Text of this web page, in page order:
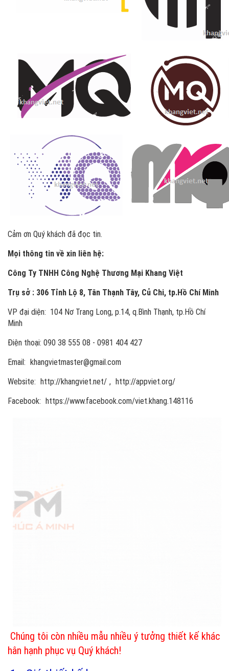
Cảm ơn Quý khách đã đọc tin.
Mọi thông tin về xin liên hệ:
Công Ty TNHH Công Nghệ Thương Mại Khang Việt
Trụ sở : 306 Tỉnh Lộ 8, Tân Thạnh Tây, Củ Chi, tp.Hồ Chí Minh
VP đại diện: 104 Nơ Trang Long, p.14, q.Bình Thạnh, tp.Hồ Chí
Minh
Điện thoại: 090 38 555 08 - 0981 404 427
Email: khangvietmaster@gmail.com
Website: http://khangviet.net/ , http://appviet.org/
Facebook: https://www.facebook.com/viet.khang.148116
Chúng tôi còn nhiều mẫu nhiều ý tưởng thiết kế khác
hân hạnh phục vụ Quý khách!